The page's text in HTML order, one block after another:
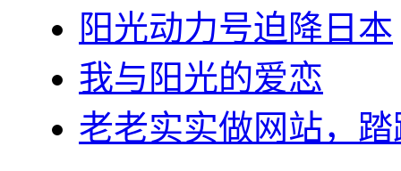
阳光动力号迫降日本
我与阳光的爱恋
老老实实做网站，